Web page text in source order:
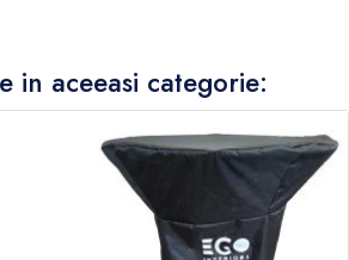
in aceeasi categorie: